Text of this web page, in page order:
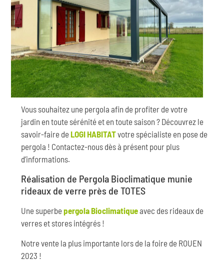
Vous souhaitez une pergola afin de profiter de votre
jardin en toute sérénité et en toute saison ? Découvrez le
savoir-faire de LOGI HABITATvotre spécialiste en pose de
pergola ! Contactez-nous dès à présent pour plus
d’informations.
Réalisation de Pergola Bioclimatique munie
rideaux de verre près de TOTES
Une superbepergola Bioclimatiqueavec des rideaux de
verres et stores intégrés !
Notre vente la plus importante lors de la foire de ROUEN
2023 !